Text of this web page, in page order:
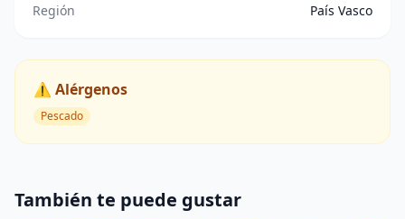
Región
País Vasco
⚠️ Alérgenos
Pescado
También te puede gustar